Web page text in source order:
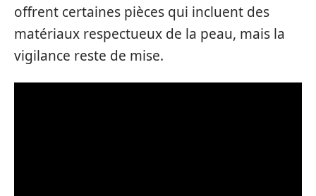
offrent certaines pièces qui incluent des
matériaux respectueux de la peau, mais la
vigilance reste de mise.